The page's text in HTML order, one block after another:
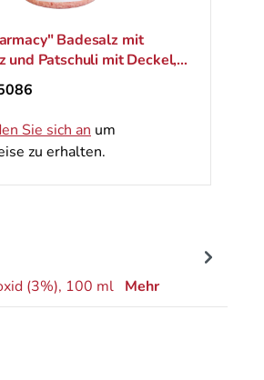
Badesalz mit
und Patschuli mit Deckel,
Sie sich an um
zu erhalten.
(3%), 100 ml Mehr